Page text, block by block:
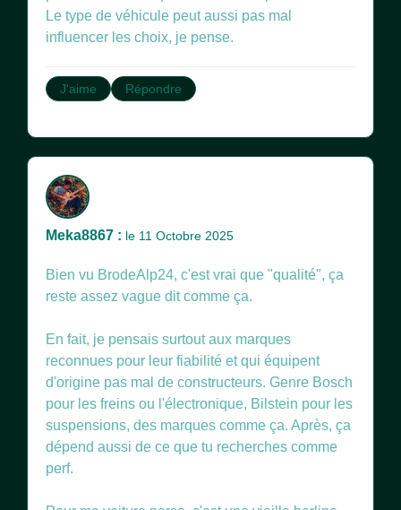
Le type de véhicule peut aussi pas mal
influencer les choix, je pense.
J'aime Répondre
Meka8867 : le 11 Octobre 2025
Bien vu BrodeAlp24, c'est vrai que "qualité", ça
reste assez vague dit comme ça.
En fait, je pensais surtout aux marques
reconnues pour leur fiabilité et qui équipent
d'origine pas mal de constructeurs. Genre Bosch
pour les freins ou l'électronique, Bilstein pour les
suspensions, des marques comme ça. Après, ça
dépend aussi de ce que tu recherches comme
perf.